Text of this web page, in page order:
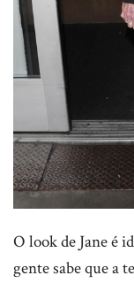
O look de Jane é
gente sabe que a